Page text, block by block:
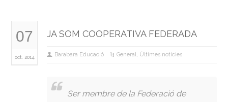
07
oct. 2014
JA SOM COOPERATIVA FEDERADA
Barabara Educació General, Últimes noticies
Ser membre de la Federació de